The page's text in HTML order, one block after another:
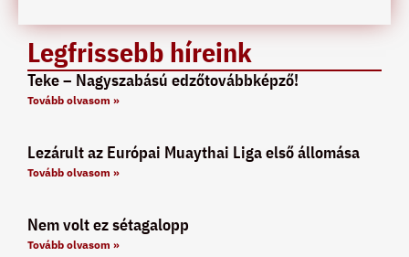
Legfrissebb híreink
Teke – Nagyszabású edzőtovábbképző!
Tovább olvasom »
Lezárult az Európai Muaythai Liga első állomása
Tovább olvasom »
Nem volt ez sétagalopp
Tovább olvasom »